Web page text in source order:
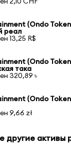
2,10 CHF
(Ondo
реал
13,25 R$
(Ondo
така
320,89 ৳
(Ondo
9,66 zł
другие активы